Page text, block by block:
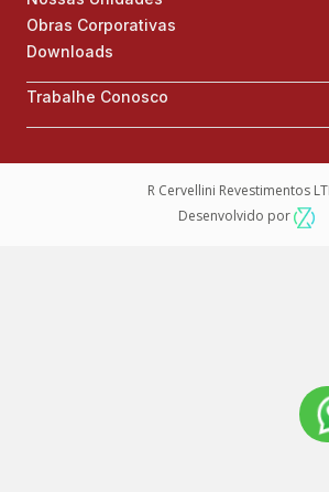
Obras Corporativas
Downloads
Trabalhe Conosco
R Cervellini Revestimentos
Desenvolvido por